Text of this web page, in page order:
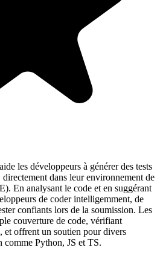
les développeurs à générer des tests
dans leur environnement de
En analysant le code et en suggérant
de coder intelligemment, de
confiants lors de la soumission. Les
couverture de code, vérifiant
et offrent un soutien pour divers
comme Python, JS et TS.